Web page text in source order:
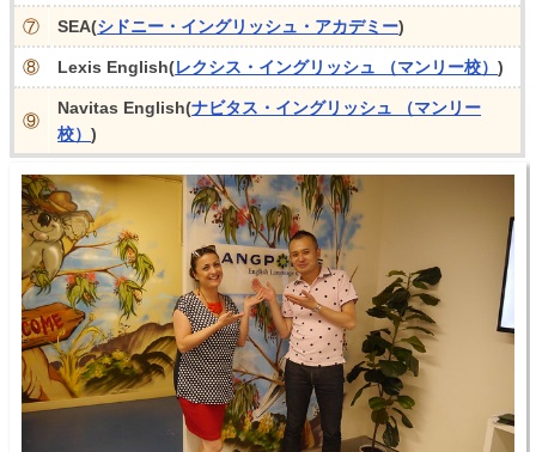
⑦ SEA(シドニー・イングリッシュ・アカデミー)
⑧ Lexis English(レクシス・イングリッシュ （マンリー校）)
⑨
Navitas English(ナビタス・イングリッシュ （マンリー
校）)